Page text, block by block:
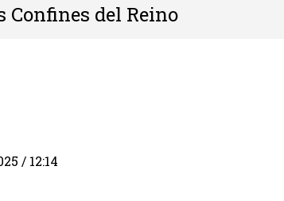
Confines del Reino
/ 12:14